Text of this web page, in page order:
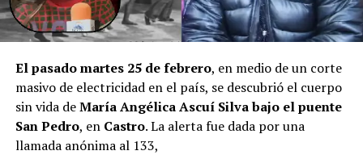
El alcalde de Quemchi, Javier Ugarte, expresó una
situación similar, señalando que en su comuna tienen
proyectos elegibles tanto en PMU como en PMB, pero
que hasta la fecha no han recibido respuesta clara sobre
si se entregarán los recursos.“Preocupa esta situación,
estos son proyectos que vienen trabajándose desde
hace tiempo y que hoy están en riesgo por la falta de
El pasado martes 25 de febrero, en medio de un corte
masivo de electricidad en el país, se descubrió el cuerpo
sin vida deMaría Angélica Ascuí Silvabajo el puente
San Pedro, en Castro. La alerta fue dada por una
llamada anónima al 133,